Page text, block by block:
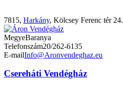
7815, Harkány, Kölcsey Ferenc tér 24.
MegyeBaranya
Telefonszám20/262-6135
E-mailInfo@Aronvendeghaz.eu
Csereháti Vendégház